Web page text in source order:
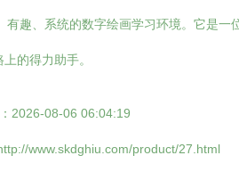
趣、系统的数字绘画学习环境。它是一
的得力助手。
2026-08-06 06:04:19
www.skdghiu.com/product/27.html